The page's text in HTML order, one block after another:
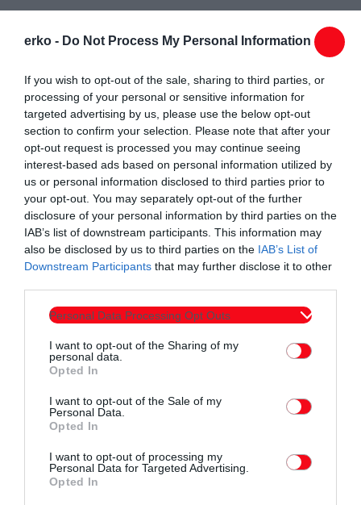
erko - Do Not Process My Personal Information
If you wish to opt-out of the sale, sharing to third parties, or
processing of your personal or sensitive information for
targeted advertising by us, please use the below opt-out
section to confirm your selection. Please note that after your
opt-out request is processed you may continue seeing
interest-based ads based on personal information utilized by
us or personal information disclosed to third parties prior to
your opt-out. You may separately opt-out of the further
disclosure of your personal information by third parties on the
IAB’s list of downstream participants. This information may
also be disclosed by us to third parties on the IAB’s List of
Downstream Participants that may further disclose it to other
Personal Data Processing Opt Outs
I want to opt-out of the Sharing of my
personal data.
Opted In
I want to opt-out of the Sale of my
Personal Data.
Opted In
I want to opt-out of processing my
Personal Data for Targeted Advertising.
Opted In
Οι συμμετέχοντες θα έχουν την ευκαιρία να δοκιμάσουν τις
ικανότητές τους σε απαιτητικές διαδρομές, ενώ το κοινό θα
εντυπωσιακές επιδόσεις.
Στόχος των αγώνων αυτό το συναρπαστικό άθλημα να γίνει
ευρύτερα γνωστό σε μια γιορτή απόλαυσης & χαράς, με πολύ
σκαρφάλωμα και λιγότερο άγχος.
Η είσοδος για το κοινό είναι ελεύθερη.
Σχετικά άρθρα